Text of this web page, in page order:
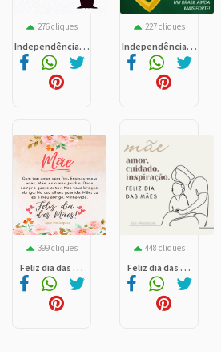
276 cliques
Independência. . .
227 cliques
Independência. . .
399 cliques
Feliz dia das . . .
448 cliques
Feliz dia das . . .